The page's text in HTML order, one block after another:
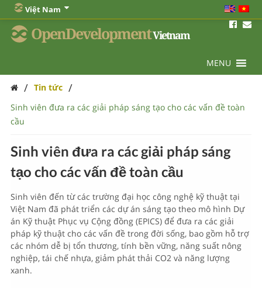
Việt Nam
OpenDevelopmentVietnam
MENU
/ Tin tức /
Sinh viên đưa ra các giải pháp sáng tạo cho các vấn đề toàn
cầu
Sinh viên đưa ra các giải pháp sáng
tạo cho các vấn đề toàn cầu
Sinh viên đến từ các trường đại học công nghệ kỹ thuật tại
Việt Nam đã phát triển các dự án sáng tạo theo mô hình Dự
án Kỹ thuật Phục vụ Cộng đồng (EPICS) để đưa ra các giải
pháp kỹ thuật cho các vấn đề trong đời sống, bao gồm hỗ trợ
các nhóm dễ bị tổn thương, tính bền vững, năng suất nông
nghiệp, tái chế nhựa, giảm phát thải CO2 và năng lượng
xanh.